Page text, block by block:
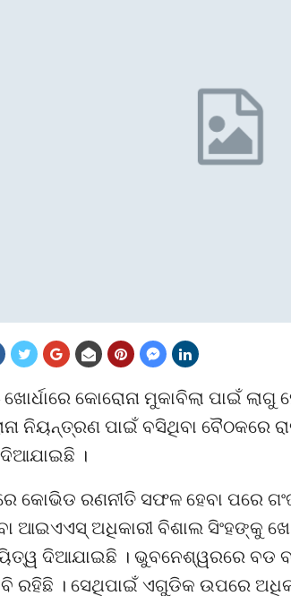
କୋରୋନା ମୁକାବିଲା ପାଇଁ ଲାଗୁ
ନିୟନ୍ତ୍ରଣ ପାଇଁ ବସିଥିବା ବୈଠକରେ
।
କୋଭିଡ ରଣନୀତି ସଫଳ ହେବା ପରେ
ଆଇଏଏସ୍ ଅଧିକାରୀ ବିଶାଲ ସିଂହଙ୍କୁ
ଦିଆଯାଇଛି । ଭୁବନେଶ୍ୱରରେ ବଡ
ରହିଛି । ସେଥିପାଇଁ ଏଗୁଡିକ ଉପରେ